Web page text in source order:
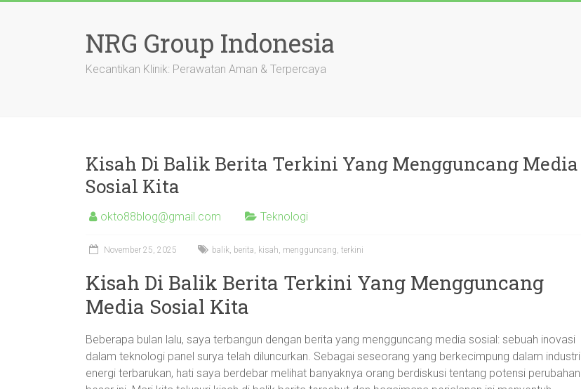
NRG Group Indonesia
Kecantikan Klinik: Perawatan Aman & Terpercaya
Kisah Di Balik Berita Terkini Yang Mengguncang Media
Sosial Kita
okto88blog@gmail.com Teknologi
November 25, 2025 balik, berita, kisah, mengguncang, terkini
Kisah Di Balik Berita Terkini Yang Mengguncang
Media Sosial Kita
Beberapa bulan lalu, saya terbangun dengan berita yang mengguncang media sosial: sebuah inovasi
dalam teknologi panel surya telah diluncurkan. Sebagai seseorang yang berkecimpung dalam industri
energi terbarukan, hati saya berdebar melihat banyaknya orang berdiskusi tentang potensi perubahan